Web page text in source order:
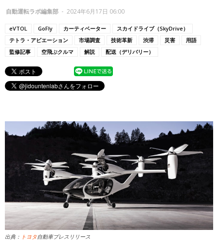
自動運転ラボ編集部 - 2024年6月17日 06:00
eVTOL GoFly カーティベーター
スカイドライブ（SkyDrive）
テトラ・アビエーション
市場調査 技術革新 渋滞 災害
用語
監修記事
空飛ぶクルマ 解説 配送（デリバリー）
出典： トヨタ自動車プレスリリース